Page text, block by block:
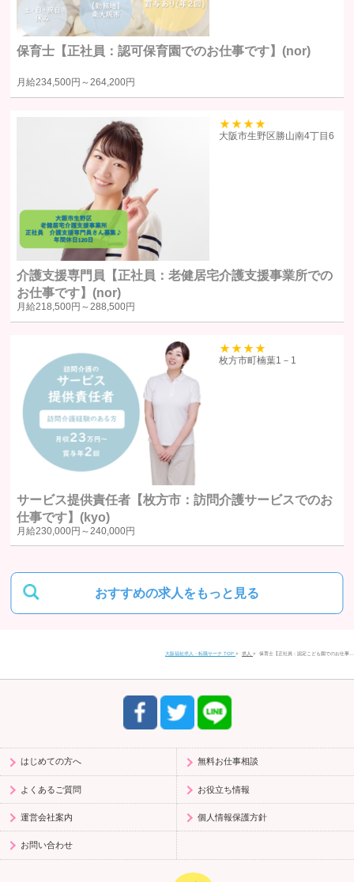
します。
提供の手段又は方法書面もしくは電磁的な方法による送付または送
信。ただし、以下の場合は、関係法令に反しない範囲で、ユーザー
の同意なく個人情報を提供することがあります。
人の生命、身体又は財産の保護のために必要がある場合であって、
本人の同意を得るのが困難であるとき
公衆衛生の向上または児童の健全な育成の推進のために特に必要が
ある場合であって、ユーザー本人の承諾を得ることが困難である場
国の機関若しくは地方公共団体またはその委託を受けた者が法令の
定める事務を遂行することに対して協力する必要がある場合で、ユ
ーザー本人の同意を得ることによりその事務の遂行に支障を及ぼす
おそれがある場合
裁判所、検察庁、警察またはこれらに準じた権限を有する機関か
ら、個人情報についての開示を求められた場合
ユーザー本人から明示的に第三者への開示または提供を求められた
統計処理されたデータの利用
当社は、提供を受けた個人情報をもとに、個人を特定できないよう加工
した統計データを作成することがあります。個人を特定できない統計デ
ータについては、当社は何ら制限なく利用することができるものとしま
ご質問及びご苦情の窓口
下記の窓口にご連絡ください。
大阪府松原市上田1丁目4-2 富士ビル松原1 201号室
電話番号
0120-958-520
9:30〜17:30（平日）
おすすめの求人をもっと見る
保育士【正社員：認可保育園でのお仕事です】(nor)
月給234,500円～264,200円
介護支援専門員【正社員：老健居宅介護支援事業所での
お仕事です】(nor)
月給218,500円～288,500円
39
大阪市生野区勝山南4丁目6
サービス提供責任者【枚方市：訪問介護サービスでのお
仕事です】(kyo)
月給230,000円～240,000円
39
枚方市町楠葉1－1
大阪福祉求人・転職サーチ TOP 求人 保育士【正社員：認定こども園でのお仕事…
はじめての方へ 無料お仕事相談
よくあるご質問 お役立ち情報
運営会社案内 個人情報保護方針
お問い合わせ